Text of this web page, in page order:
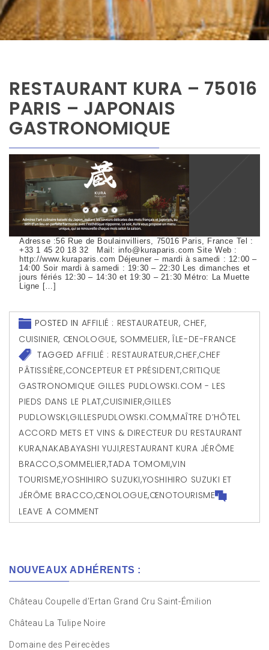
RESTAURANT KURA – 75016
PARIS – JAPONAIS
GASTRONOMIQUE
Adresse :56 Rue de Boulainvilliers, 75016 Paris, France Tel :
+33 1 45 20 18 32 Mail: info@kuraparis.com Site Web :
http://www.kuraparis.com Déjeuner – mardi à samedi : 12:00 –
14:00 Soir mardi à samedi : 19:30 – 22:30 Les dimanches et
jours fériés 12:30 – 14:30 et 19:30 – 21:30 Métro: La Muette
Ligne […]
POSTED IN AFFILIÉ : RESTAURATEUR, CHEF,
CUISINIER, ŒNOLOGUE, SOMMELIER,ÎLE-DE-FRANCE
TAGGEDAFFILIÉ : RESTAURATEUR,CHEF,CHEF
PÂTISSIÈRE,CONCEPTEUR ET PRÉSIDENT,CRITIQUE
GASTRONOMIQUE GILLES PUDLOWSKI.COM - LES
PIEDS DANS LE PLAT,CUISINIER,GILLES
PUDLOWSKI,GILLESPUDLOWSKI.COM,MAÎTRE D’HÔTEL
ACCORD METS ET VINS & DIRECTEUR DU RESTAURANT
KURA,NAKABAYASHI YUJI,RESTAURANT KURA JÉRÔME
BRACCO,SOMMELIER,TADA TOMOMI,VIN
TOURISME,YOSHIHIRO SUZUKI,YOSHIHIRO SUZUKI ET
JÉRÔME BRACCO,ŒNOLOGUE,ŒNOTOURISME
LEAVE A COMMENT
NOUVEAUX ADHÉRENTS :
Château Coupelle d’Ertan Grand Cru Saint-Émilion
Château La Tulipe Noire
Domaine des Peirecèdes